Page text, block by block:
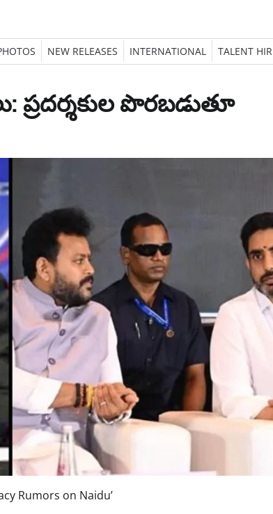
NEW RELEASES INTERNATIONAL TALENT
ప్రదర్శకుల పొరబడుతూ
Rumors on Naidu’